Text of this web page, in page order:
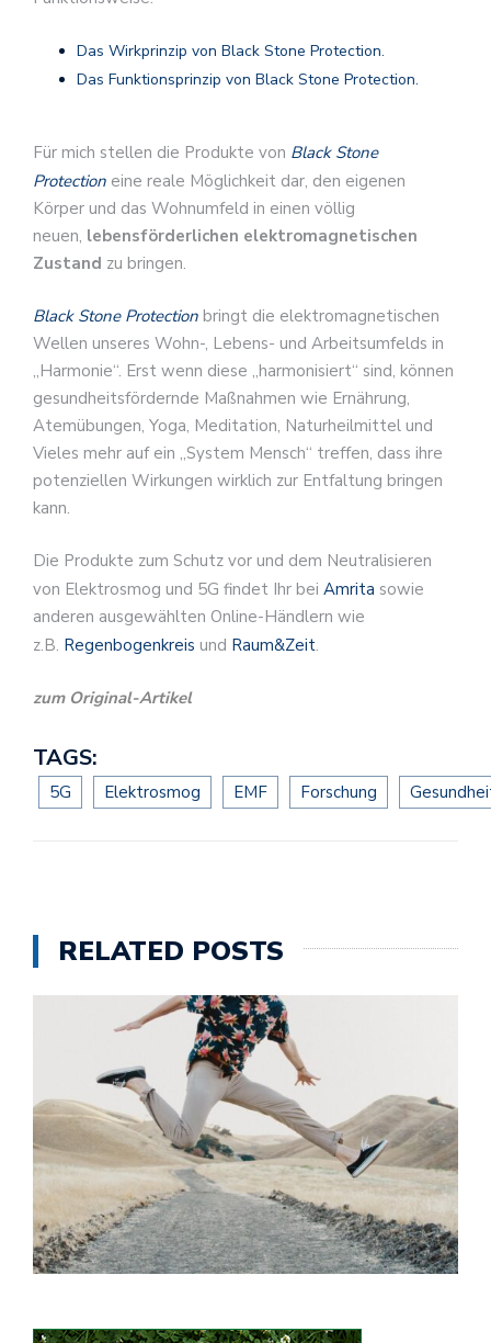
Das Wirkprinzip von Black Stone Protection.
Das Funktionsprinzip von Black Stone Protection.
Für mich stellen die Produkte von Black Stone
Protection eine reale Möglichkeit dar, den eigenen
Körper und das Wohnumfeld in einen völlig
neuen, lebensförderlichen elektromagnetischen
Zustand zu bringen.
Black Stone Protection bringt die elektromagnetischen
Wellen unseres Wohn-, Lebens- und Arbeitsumfelds in
„Harmonie“. Erst wenn diese „harmonisiert“ sind, können
gesundheitsfördernde Maßnahmen wie Ernährung,
Atemübungen, Yoga, Meditation, Naturheilmittel und
Vieles mehr auf ein „System Mensch“ treffen, dass ihre
potenziellen Wirkungen wirklich zur Entfaltung bringen
kann.
Die Produkte zum Schutz vor und dem Neutralisieren
von Elektrosmog und 5G findet Ihr bei Amrita sowie
anderen ausgewählten Online-Händlern wie
z.B. Regenbogenkreis und Raum&Zeit.
zum Original-Artikel
TAGS:
5G Elektrosmog EMF Forschung
RELATED POSTS